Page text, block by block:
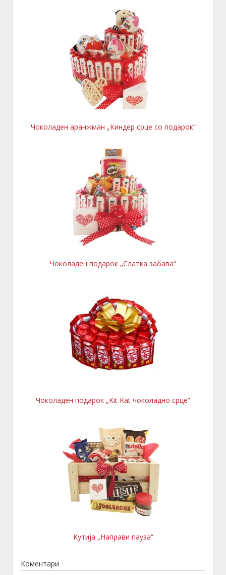
Чоколаден аранжман „Киндер срце со подарок“
Чоколаден подарок „Слатка забава“
Чоколаден подарок „Kit Kat чоколадно срце“
Кутија „Направи пауза“
Коментари